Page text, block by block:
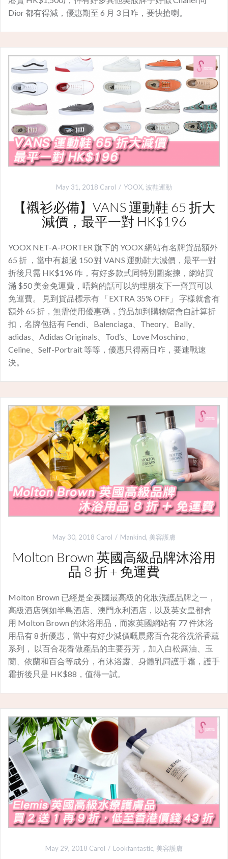
Dior 都有得減，優惠期至 6 月 3 日咋，要快搶喇。
May 31, 2018 Carol YOOX, 波鞋運動
【襯衫必備】VANS 運動鞋 65 折大
減價，最平一對 HK$196
YOOX NET-A-PORTER 旗下的 YOOX 網站有名牌貨品額外
65 折 ，當中有超過 150 對 VANS 運動鞋大減價，最平一對
折後只需 HK$196 咋，有好多款式同特別圖案揀，網站買
滿 $50 美金免運費，唔夠的話可以約埋朋友下一齊買可以
免運費。 見到貨品標示有 「EXTRA 35% OFF」 字樣就會有
額外 65 折，無需使用優惠碼，貨品加到購物籃會自計算折
扣，名牌包括有 Fendi、Balenciaga、Theory、Bally、
adidas、Adidas Originals、Tod’s、Love Moschino、
Celine、Self-Portrait 等等，優惠只得兩日咋，要速戰速
決。
May 30, 2018 Carol Mankind, 美容護膚
Molton Brown 英國高級品牌沐浴用
品 8 折 + 免運費
Molton Brown 已經是全英國最高級的化妝洗護品牌之一，
高級酒店例如半島酒店、澳門永利酒店，以及英女皇都會
用 Molton Brown 的沐浴用品，而家英國網站有 77 件沐浴
用品有 8 折優惠，當中有好少減價嘅晨露百合花谷洗浴香薰
系列， 以百合花香做產品的主要芬芳，加入白松露油、玉
蘭、依蘭和百合等成分，有沐浴露、身體乳同護手霜，護手
霜折後只是 HK$88，值得一試。
May 29, 2018 Carol Lookfantastic, 美容護膚